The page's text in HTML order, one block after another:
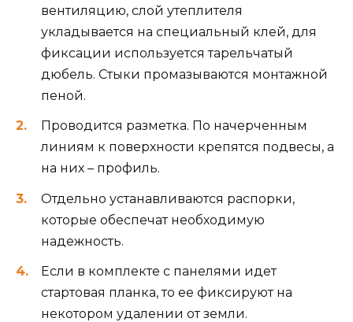
вентиляцию, слой утеплителя
укладывается на специальный клей, для
фиксации используется тарельчатый
дюбель. Стыки промазываются монтажной
пеной.
Проводится разметка. По начерченным
линиям к поверхности крепятся подвесы, а
на них – профиль.
Отдельно устанавливаются распорки,
которые обеспечат необходимую
надежность.
Если в комплекте с панелями идет
стартовая планка, то ее фиксируют на
некотором удалении от земли.